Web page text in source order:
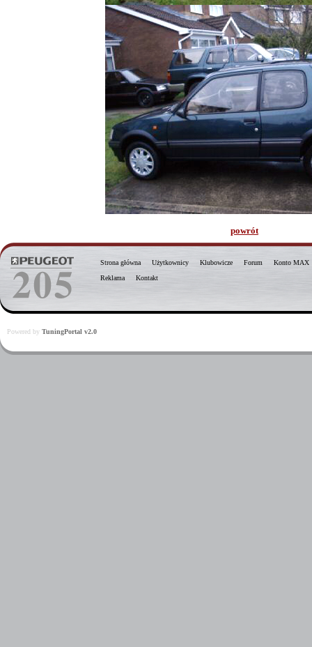
powrót
Strona główna Użytkownicy Klubowicze Forum
Konto MAX
Reklama
Kontakt
Powered by TuningPortal v2.0